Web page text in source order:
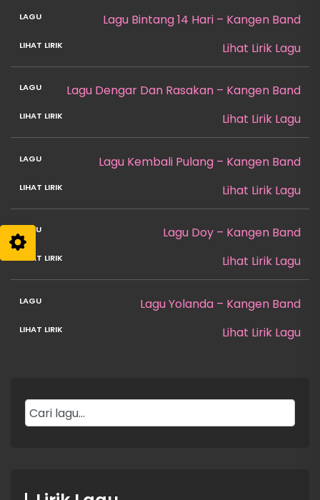
Lagu Bintang 14 Hari – Kangen Band
Lihat Lirik Lagu
Lagu Dengar Dan Rasakan – Kangen Band
Lihat Lirik Lagu
Lagu Kembali Pulang – Kangen Band
Lihat Lirik Lagu
Lagu Doy – Kangen Band
Lihat Lirik Lagu
Lagu Yolanda – Kangen Band
Lihat Lirik Lagu